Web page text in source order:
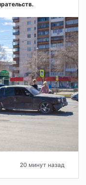
20 минут назад